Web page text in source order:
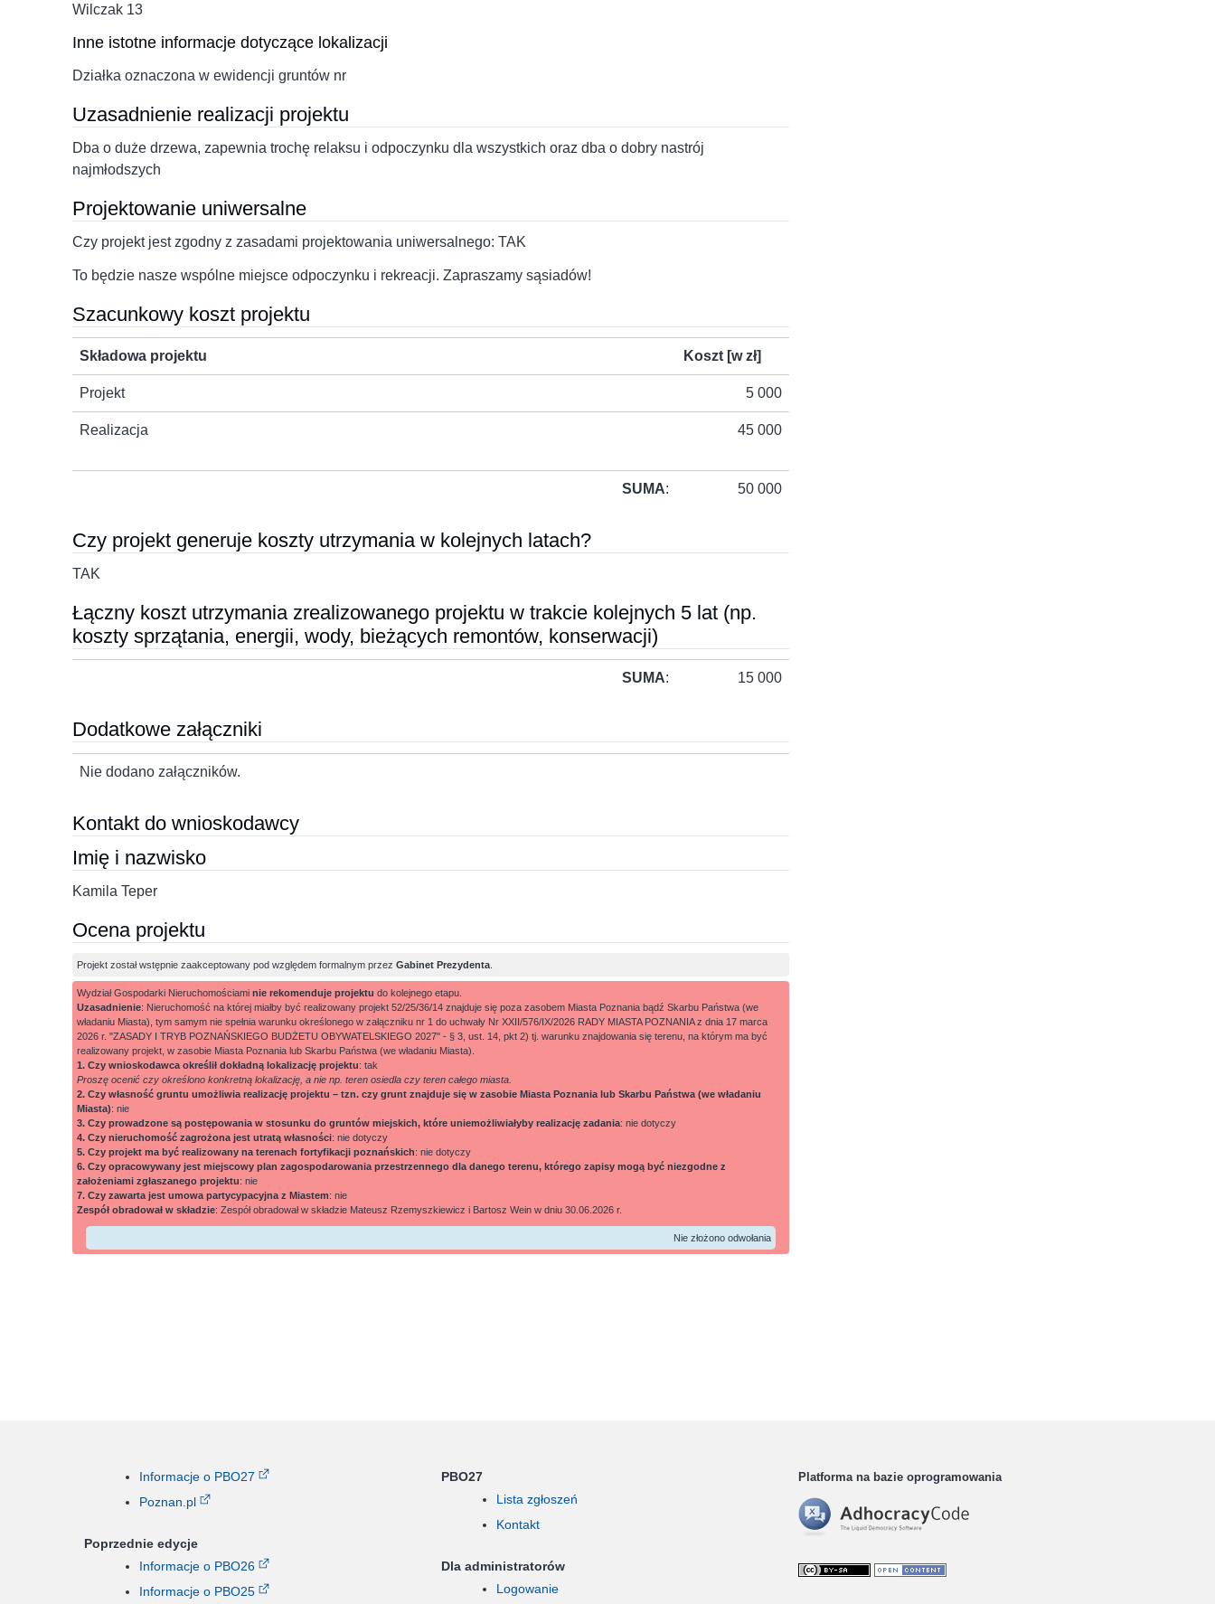
Wilczak 13
Inne istotne informacje dotyczące lokalizacji
Działka oznaczona w ewidencji gruntów nr
Uzasadnienie realizacji projektu
Dba o duże drzewa, zapewnia trochę relaksu i odpoczynku dla wszystkich oraz dba o dobry nastrój
najmłodszych
Projektowanie uniwersalne
Czy projekt jest zgodny z zasadami projektowania uniwersalnego: TAK
To będzie nasze wspólne miejsce odpoczynku i rekreacji. Zapraszamy sąsiadów!
Szacunkowy koszt projektu
Składowa projektu Koszt [w zł]
Projekt 5 000
Realizacja 45 000
SUMA: 50 000
Czy projekt generuje koszty utrzymania w kolejnych latach?
TAK
Łączny koszt utrzymania zrealizowanego projektu w trakcie kolejnych 5 lat (np.
koszty sprzątania, energii, wody, bieżących remontów, konserwacji)
SUMA: 15 000
Dodatkowe załączniki
Nie dodano załączników.
Kontakt do wnioskodawcy
Imię i nazwisko
Kamila Teper
Ocena projektu
Projekt został wstępnie zaakceptowany pod względem formalnym przez Gabinet Prezydenta
Wydział Gospodarki Nieruchomościami nie rekomenduje projektu do kolejnego etapu.
Uzasadnienie: Nieruchomość na której miałby być realizowany projekt 52/25/36/14 znajduje się poza zasobem Miasta Poznania bądź Skarbu Państwa (we
władaniu Miasta), tym samym nie spełnia warunku określonego w załączniku nr 1 do uchwały Nr XXII/576/IX/2026 RADY MIASTA POZNANIA z dnia 17 marca
2026 r. "ZASADY I TRYB POZNAŃSKIEGO BUDŻETU OBYWATELSKIEGO 2027" - § 3, ust. 14, pkt 2) tj. warunku znajdowania się terenu, na którym ma być
realizowany projekt, w zasobie Miasta Poznania lub Skarbu Państwa (we władaniu Miasta).
1. Czy wnioskodawca określił dokładną lokalizację projektu: tak
Proszę ocenić czy określono konkretną lokalizację, a nie np. teren osiedla czy teren całego miasta.
2. Czy własność gruntu umożliwia realizację projektu – tzn. czy grunt znajduje się w zasobie Miasta Poznania lub Skarbu Państwa (we władaniu
Miasta): nie
3. Czy prowadzone są postępowania w stosunku do gruntów miejskich, które uniemożliwiałyby realizację zadania: nie dotyczy
4. Czy nieruchomość zagrożona jest utratą własności: nie dotyczy
5. Czy projekt ma być realizowany na terenach fortyfikacji poznańskich: nie dotyczy
6. Czy opracowywany jest miejscowy plan zagospodarowania przestrzennego dla danego terenu, którego zapisy mogą być niezgodne z
założeniami zgłaszanego projektu: nie
7. Czy zawarta jest umowa partycypacyjna z Miastem: nie
Zespół obradował w składzie: Zespół obradował w składzie Mateusz Rzemyszkiewicz i Bartosz Wein w dniu 30.06.2026 r.
Nie złożono odwołania
Informacje o PBO27
Poznan.pl
Poprzednie edycje
Informacje o PBO26
Informacje o PBO25
PBO27
Lista zgłoszeń
Kontakt
Dla administratorów
Logowanie
Platforma na bazie oprogramowania